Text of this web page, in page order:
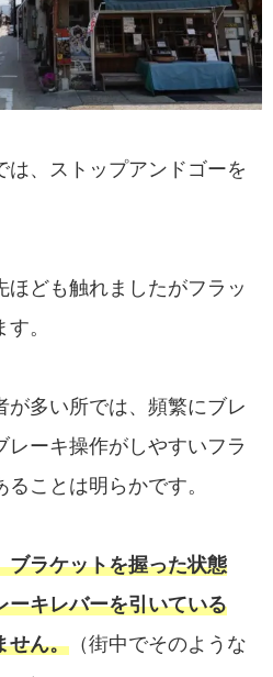
は、ストップアンドゴーを
ほども触れましたがフラッ
。
が多い所では、頻繁にブレ
レーキ操作がしやすいフラ
ことは明らかです。
ブラケットを握った状態
ーキレバーを引いている
せん。 （街中でそのような